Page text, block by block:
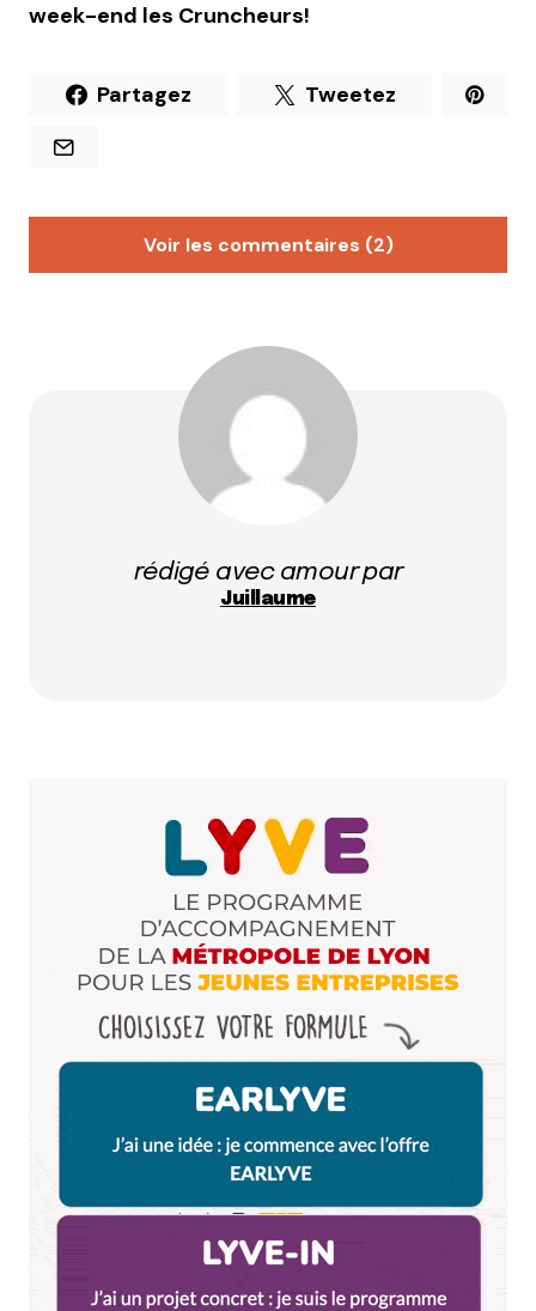
week-end les Cruncheurs!
Partagez Tweetez
Voir les commentaires (2)
allez zou cheval nous voila !
5 novembre 2012 à 1 h 55 min
Dis-nous tout
E-mail *
Enregistrer mon nom, mon e-mail et mon site dans le
Prévenez-moi de tous les nouveaux commentaires
rédigé avec amour par
Juillaume